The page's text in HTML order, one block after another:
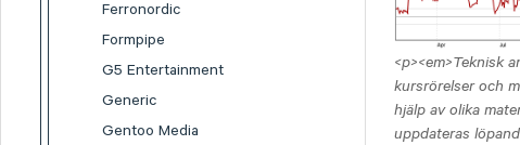
Ferronordic
Formpipe
G5 Entertainment
Generic
Gentoo Media
<p><em>Teknisk
kursrörelser och
hjälp av olika
uppdateras